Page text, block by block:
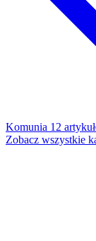
Komunia 12
Zobacz wszystkie